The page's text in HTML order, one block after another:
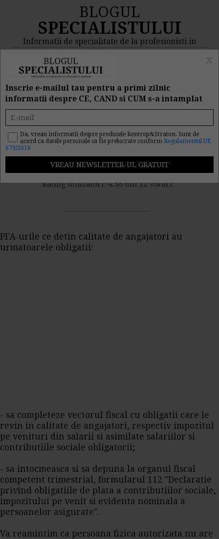
BLOGUL
SPECIALISTULUI
Informatii de specialitate de la profesionisti in
domeniu
MENIU
Obligatii pentru PFA cu
angajati
Nr. vizualizari: 4338
Rating utilizatori: 4.38 din 12 voturi
PFA-urile ce detin calitate de angajatori au
urmatoarele obligatii:
- sa completeze vectorul fiscal cu obligatii care le
revin in calitate de angajatori, respectiv impozitul
pe venituri din salarii si asimilate salariilor si
contributiile sociale obligatorii;
- sa intocmeasca si sa depuna la organul fiscal
competent trimestrial, formularul 112 "Declaratie
privind obligatiile de plata a contributiilor sociale,
impozitului pe venit si evidenta nominala a
persoanelor asigurate".
Va reamintim ca persoana fizica autorizata nu are
Inscrie e-mailul tau pentru a primi zilnic
informatii despre CE, CAND si CUM s-a intamplat
Da, vreau informatii despre produsele Rentrop&Straton. Sunt de
acord ca datele personale sa fie prelucrate conform Regulamentul UE
679/2016